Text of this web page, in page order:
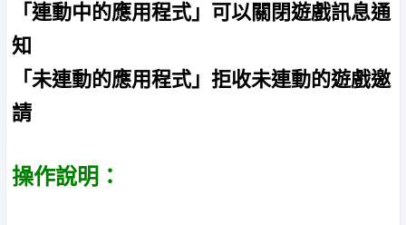
「連動中的應用程式」可以關閉遊戲訊息通
知
「未連動的應用程式」拒收未連動的遊戲邀
請
操作說明：